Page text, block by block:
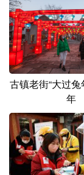
Deutsch
古镇老街“大过
年